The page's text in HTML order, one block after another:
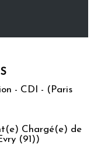
- CDI - (Paris
Chargé(e) de
(91))